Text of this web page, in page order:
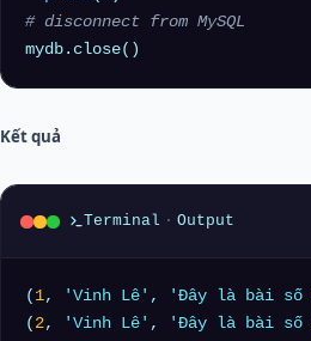
# disconnect from MySQL
Kết quả
Terminal · Output
( 1, 'Vinh Lê' , 'Đây là bài số
( 2, 'Vinh Lê' , 'Đây là bài số